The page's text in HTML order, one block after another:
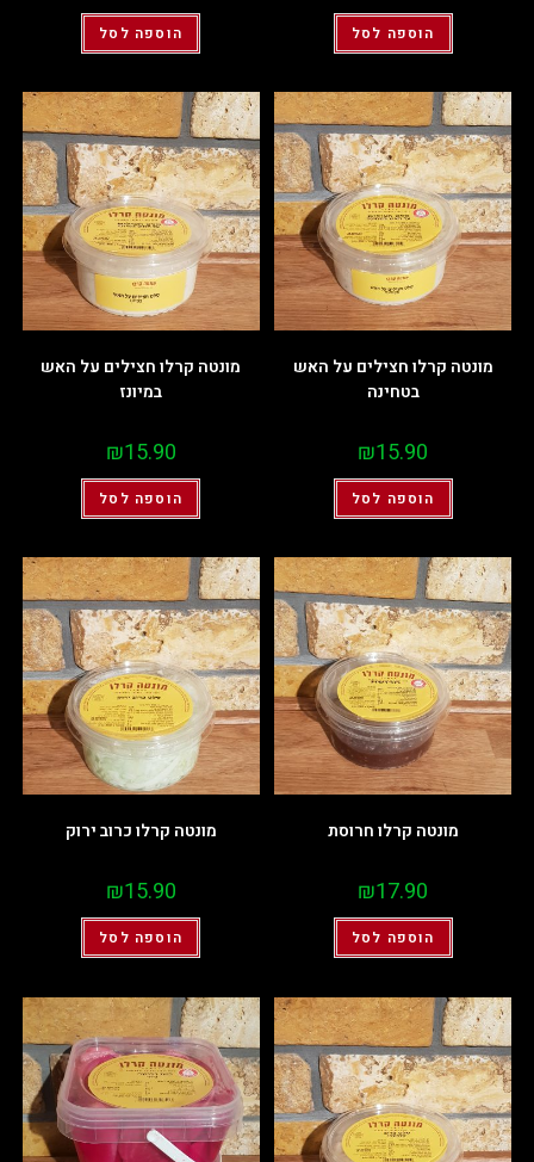
הוספה לסל הוספה לסל
מונטה קרלו חצילים על האש
בטחינה
₪15.90
הוספה לסל
מונטה קרלו חצילים על האש
במיונז
₪15.90
הוספה לסל
מונטה קרלו חרוסת
₪17.90
הוספה לסל
מונטה קרלו כרוב ירוק
₪15.90
הוספה לסל